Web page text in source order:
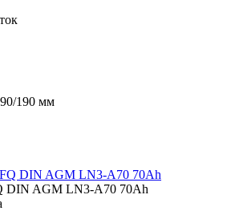
190 мм
DIN AGM LN3-A70 70Ah